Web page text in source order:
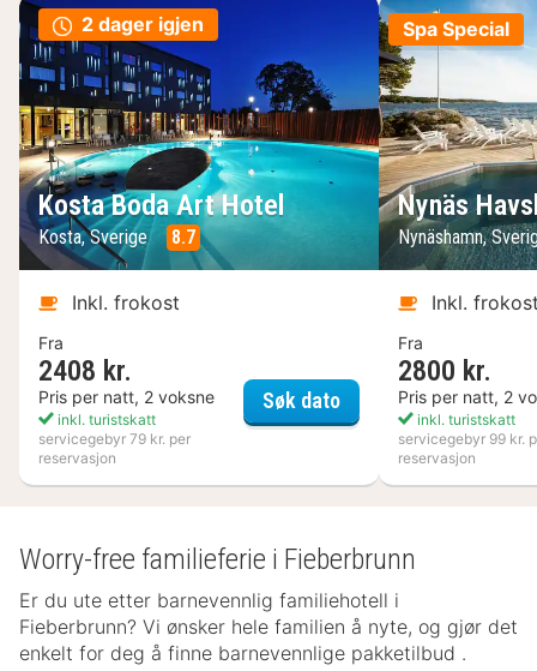
2 dager igjen
Kosta Boda Art Hotel
Kosta, Sverige 8.7
Inkl. frokost
Fra
2408 kr.
Pris per natt, 2 voksne
inkl. turistskatt
servicegebyr 79 kr. per
reservasjon
Søk datoKosta Boda Art Hotel
Spa Special
Nynäs
Nynäshamn,
Inkl.
Fra
2800 kr.
Pris per natt, 2
inkl. turistskatt
servicegebyr 99 kr.
reservasjon
Worry-free familieferie i Fieberbrunn
Er du ute etter barnevennlig familiehotell i
Fieberbrunn? Vi ønsker hele familien å nyte, og gjør det
enkelt for deg å finne barnevennlige pakketilbud .